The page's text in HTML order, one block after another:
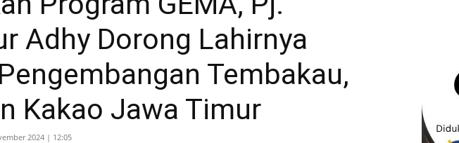
Adhy Dorong Lahirnya
Tembakau,
Kakao Jawa Timur
2024 | 12:05